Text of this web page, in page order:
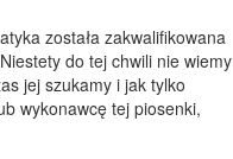
została zakwalifikowana
Niestety do tej chwili nie wiemy
jej szukamy i jak tylko
wykonawcę tej piosenki,